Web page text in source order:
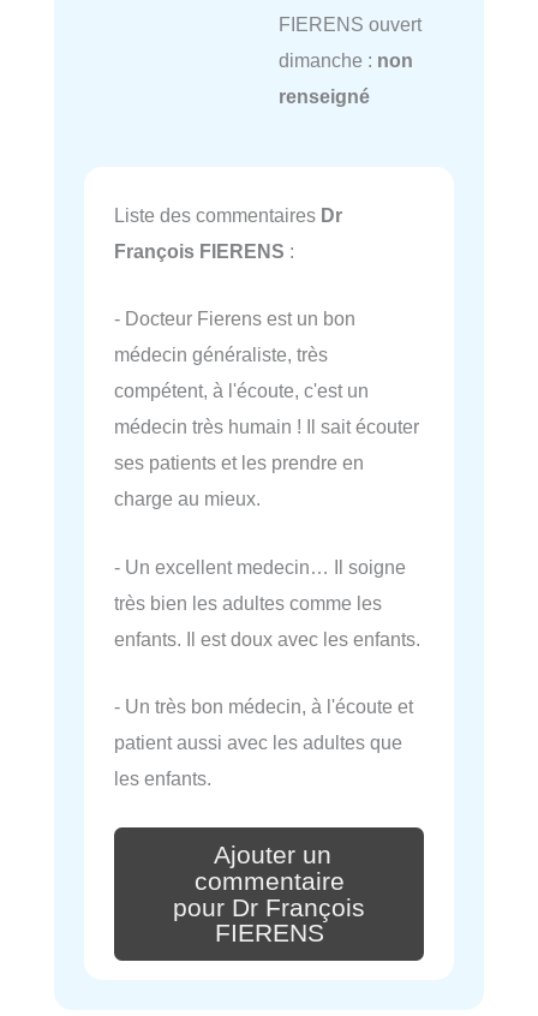
FIERENS ouvert
dimanche : non
renseigné
Liste des commentaires Dr
François FIERENS :
- Docteur Fierens est un bon
médecin généraliste, très
compétent, à l'écoute, c'est un
médecin très humain ! Il sait écouter
ses patients et les prendre en
charge au mieux.
- Un excellent medecin… Il soigne
très bien les adultes comme les
enfants. Il est doux avec les enfants.
- Un très bon médecin, à l'écoute et
patient aussi avec les adultes que
les enfants.
Ajouter un
commentaire
pour Dr François
FIERENS